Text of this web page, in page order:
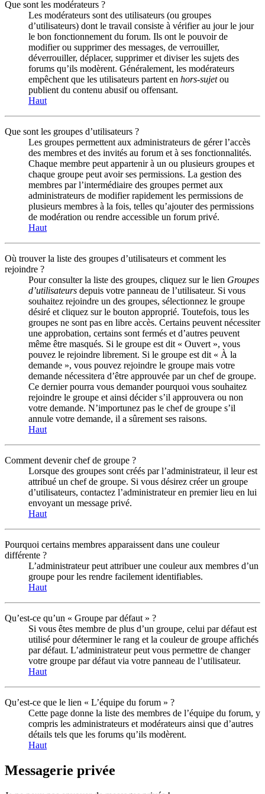
Que sont les modérateurs ?
Les modérateurs sont des utilisateurs (ou groupes
d’utilisateurs) dont le travail consiste à vérifier au jour le jour
le bon fonctionnement du forum. Ils ont le pouvoir de
modifier ou supprimer des messages, de verrouiller,
déverrouiller, déplacer, supprimer et diviser les sujets des
forums qu’ils modèrent. Généralement, les modérateurs
empêchent que les utilisateurs partent en hors-sujetou
publient du contenu abusif ou offensant.
Haut
Que sont les groupes d’utilisateurs ?
Les groupes permettent aux administrateurs de gérer l’accès
des membres et des invités au forum et à ses fonctionnalités.
Chaque membre peut appartenir à un ou plusieurs groupes et
chaque groupe peut avoir ses permissions. La gestion des
membres par l’intermédiaire des groupes permet aux
administrateurs de modifier rapidement les permissions de
plusieurs membres à la fois, telles qu’ajouter des permissions
de modération ou rendre accessible un forum privé.
Haut
Où trouver la liste des groupes d’utilisateurs et comment les
rejoindre ?
Pour consulter la liste des groupes, cliquez sur le lien Groupes
d’utilisateurs depuis votre panneau de l’utilisateur. Si vous
souhaitez rejoindre un des groupes, sélectionnez le groupe
désiré et cliquez sur le bouton approprié. Toutefois, tous les
groupes ne sont pas en libre accès. Certains peuvent nécessiter
une approbation, certains sont fermés et d’autres peuvent
même être masqués. Si le groupe est dit « Ouvert », vous
pouvez le rejoindre librement. Si le groupe est dit « À la
demande », vous pouvez rejoindre le groupe mais votre
demande nécessitera d’être approuvée par un chef de groupe.
Ce dernier pourra vous demander pourquoi vous souhaitez
rejoindre le groupe et ainsi décider s’il approuvera ou non
votre demande. N’importunez pas le chef de groupe s’il
annule votre demande, il a sûrement ses raisons.
Haut
Comment devenir chef de groupe ?
Lorsque des groupes sont créés par l’administrateur, il leur est
attribué un chef de groupe. Si vous désirez créer un groupe
d’utilisateurs, contactez l’administrateur en premier lieu en lui
envoyant un message privé.
Haut
Pourquoi certains membres apparaissent dans une couleur
différente ?
L’administrateur peut attribuer une couleur aux membres d’un
groupe pour les rendre facilement identifiables.
Haut
Qu’est-ce qu’un « Groupe par défaut » ?
Si vous êtes membre de plus d’un groupe, celui par défaut est
utilisé pour déterminer le rang et la couleur de groupe affichés
par défaut. L’administrateur peut vous permettre de changer
votre groupe par défaut via votre panneau de l’utilisateur.
Haut
Qu’est-ce que le lien « L’équipe du forum » ?
Cette page donne la liste des membres de l’équipe du forum, y
compris les administrateurs et modérateurs ainsi que d’autres
détails tels que les forums qu’ils modèrent.
Haut
Messagerie privée